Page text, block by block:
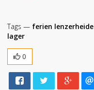
Tags — ferien lenzerheide
lager
0